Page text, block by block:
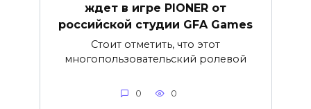
ждет в игре PIONER от
российской студии GFA Games
Стоит отметить, что этот
многопользовательский ролевой
0 0